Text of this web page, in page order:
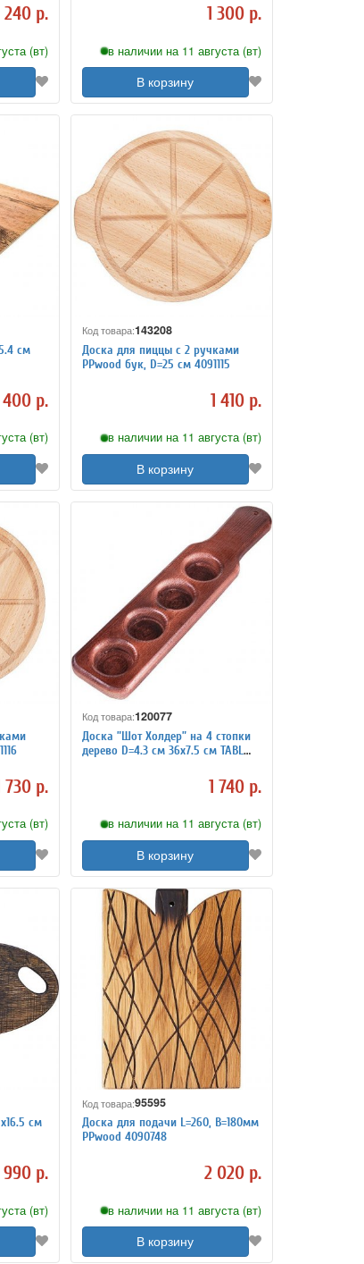
240 р.
(вт)
1 300 р.
в наличии на 11 августа (вт)
В корзину
см
400 р.
(вт)
Код товара:143208
Доска для пиццы с 2 ручками
PPwood бук, D=25 см 4091115
1 410 р.
в наличии на 11 августа (вт)
В корзину
730 р.
(вт)
Код товара:120077
Доска ”Шот Холдер” на 4 стопки
дерево D=4.3 см 36х7.5 см TABL
1 740 р.
в наличии на 11 августа (вт)
В корзину
см
990 р.
(вт)
Код товара:95595
Доска для подачи L=260, B=180мм
PPwood 4090748
2 020 р.
в наличии на 11 августа (вт)
В корзину